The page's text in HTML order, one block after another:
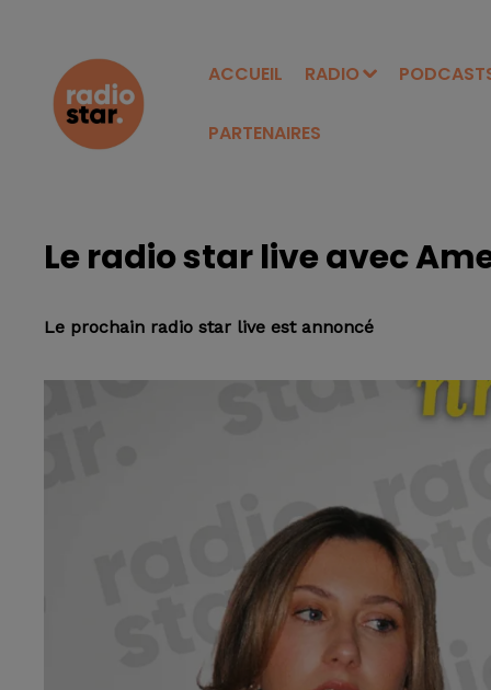
ACCUEIL RADIO
PARTENAIRES
Le radio star live avec
Le prochain radio star live est annoncé